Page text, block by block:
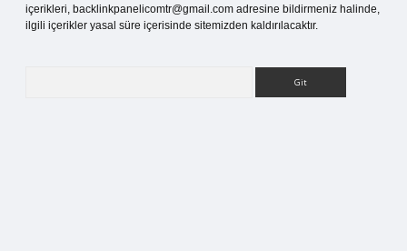
içerikleri, backlinkpanelicomtr@gmail.com adresine bildirmeniz halinde,
ilgili içerikler yasal süre içerisinde sitemizden kaldırılacaktır.